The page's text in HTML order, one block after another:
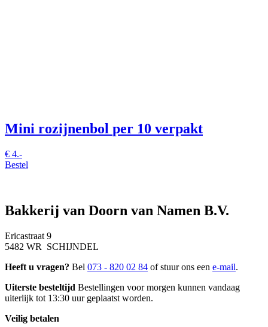
Mini rozijnenbol per 10 verpakt
€ 4.-
Bestel
Bakkerij van Doorn van Namen B.V.
Ericastraat 9
5482 WR SCHIJNDEL
Heeft u vragen? Bel 073 - 820 02 84 of stuur ons een e-mail.
Uiterste besteltijd Bestellingen voor morgen kunnen vandaag
uiterlijk tot 13:30 uur geplaatst worden.
Veilig betalen